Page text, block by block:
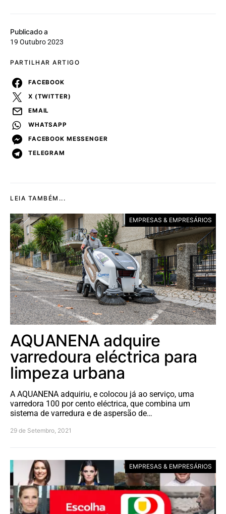
Publicado a
19 Outubro 2023
PARTILHAR ARTIGO
FACEBOOK
X (TWITTER)
EMAIL
WHATSAPP
FACEBOOK MESSENGER
TELEGRAM
LEIA TAMBÉM...
EMPRESAS & EMPRESÁRIOS
AQUANENA adquire
varredoura eléctrica para
limpeza urbana
A AQUANENA adquiriu, e colocou já ao serviço, uma
varredora 100 por cento eléctrica, que combina um
sistema de varredura e de aspersão de…
29 de Setembro, 2021
EMPRESAS & EMPRESÁRIOS